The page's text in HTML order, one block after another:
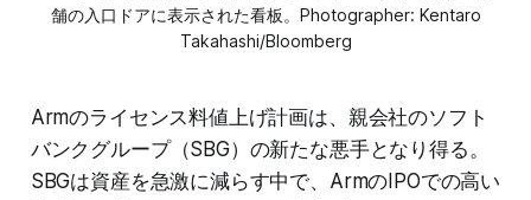
舗の入口ドアに表示された看板。Photographer: Kentaro
Takahashi/Bloomberg
Armのライセンス料値上げ計画は、親会社のソフト
バンクグループ（SBG）の新たな悪手となり得る。
SBGは資産を急激に減らす中で、ArmのIPOでの高い